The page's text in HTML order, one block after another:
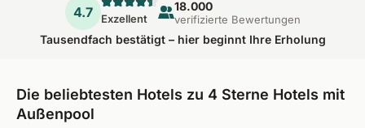
4.7 Exzellent
18.000
verifizierte Bewertungen
Tausendfach bestätigt – hier beginnt Ihre Erholung
Die beliebtesten Hotels zu 4 Sterne Hotels mit
Außenpool